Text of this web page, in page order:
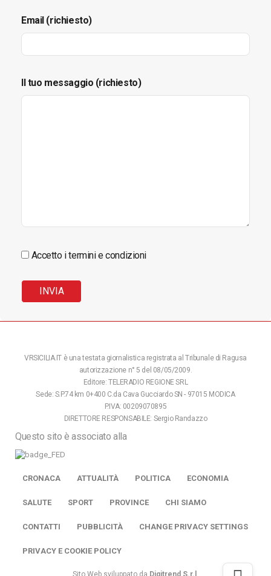
Email (richiesto)
Il tuo messaggio (richiesto)
Accetto i termini e condizioni
VRSICILIA.IT è una testata giornalistica registrata al Tribunale di Ragusa
autorizzazione n° 5 del 08/05/2009.
Editore: TELERADIO REGIONE SRL
Sede: S.P.74 km 0+400 C.da Cava Gucciardo SN - 97015 MODICA
P.IVA: 00209070895
DIRETTORE RESPONSABILE: Sergio Randazzo
Questo sito è associato alla
CRONACA ATTUALITÀ POLITICA ECONOMIA
SALUTE SPORT PROVINCE CHI SIAMO
CONTATTI PUBBLICITÀ CHANGE PRIVACY SETTINGS
PRIVACY E COOKIE POLICY
Sito Web sviluppato da Digitrend S.r.l